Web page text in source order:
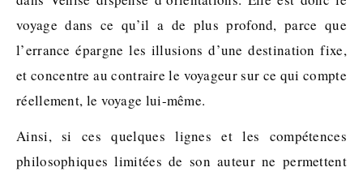
voyage dans ce qu’il a de plus profond, parce que
l’errance épargne les illusions d’une destination fixe,
et concentre au contraire le voyageur sur ce qui compte
réellement, le voyage lui-même.
Ainsi, si ces quelques lignes et les compétences
philosophiques limitées de son auteur ne permettent